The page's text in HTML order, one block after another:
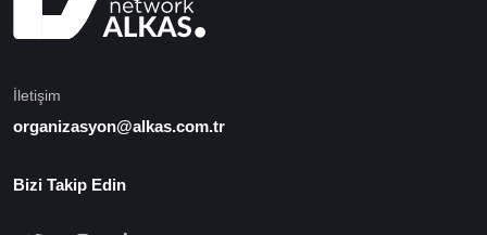
İletişim
organizasyon@alkas.com.tr
Bizi Takip Edin